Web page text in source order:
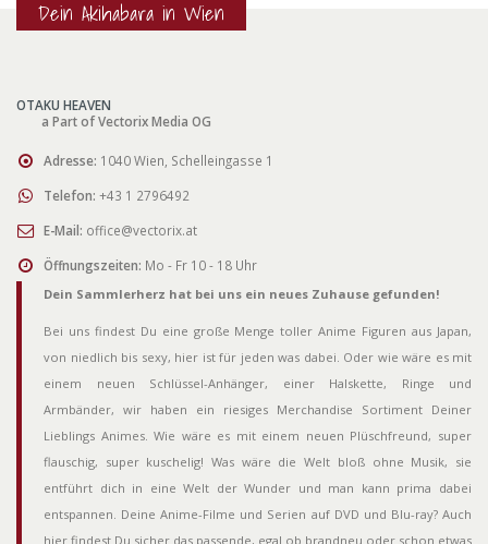
Dein Akihabara in Wien
OTAKU HEAVEN
a Part of Vectorix Media OG
Adresse: 1040 Wien, Schelleingasse 1
Telefon: +43 1 2796492
E-Mail: office@vectorix.at
Öffnungszeiten: Mo - Fr 10 - 18 Uhr
Dein Sammlerherz hat bei uns ein neues Zuhause gefunden!
Bei uns findest Du eine große Menge toller Anime Figuren aus Japan,
von niedlich bis sexy, hier ist für jeden was dabei. Oder wie wäre es mit
einem neuen Schlüssel-Anhänger, einer Halskette, Ringe und
Armbänder, wir haben ein riesiges Merchandise Sortiment Deiner
Lieblings Animes. Wie wäre es mit einem neuen Plüschfreund, super
flauschig, super kuschelig! Was wäre die Welt bloß ohne Musik, sie
entführt dich in eine Welt der Wunder und man kann prima dabei
entspannen. Deine Anime-Filme und Serien auf DVD und Blu-ray? Auch
hier findest Du sicher das passende, egal ob brandneu oder schon etwas